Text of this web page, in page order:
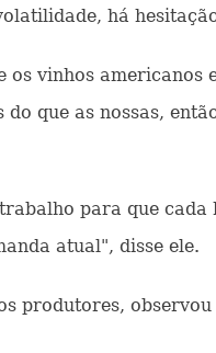
há
vinhos americanos
que as nossas,
para que
atual", disse ele.
produtores, observou